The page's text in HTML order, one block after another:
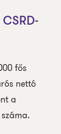
fős
nettó
a